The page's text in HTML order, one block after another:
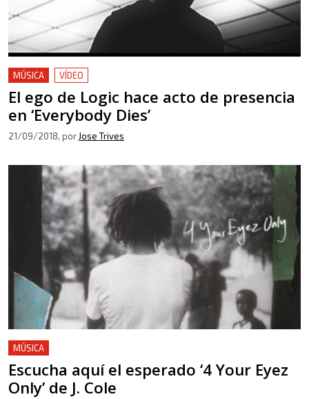
MÚSICA VÍDEO
El ego de Logic hace acto de presencia
en ‘Everybody Dies’
21/09/2018, por Jose Trives
MÚSICA
Escucha aquí el esperado ‘4 Your Eyez
Only’ de J. Cole